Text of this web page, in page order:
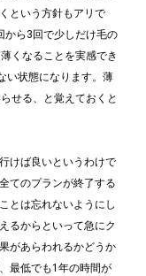
という方針もアリで
から3回で少しだけ毛の
くなることを実感でき
い状態になります。薄
せる、と覚えておくと
けば良いというわけで
てのプランが終了する
とは忘れないようにし
るからといって急にク
があらわれるかどうか
最低でも1年の時間が